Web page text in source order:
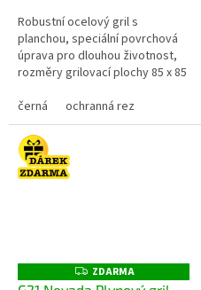
Robustní ocelový gril s
planchou, speciální povrchová
úprava pro dlouhou životnost,
rozměry grilovací plochy 85 x 85
na ukládání dřeva, dvojitý...
černá ochranná rez
Z
D
ZDARMA